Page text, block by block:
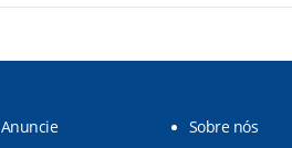
Anuncie
Sobre nós